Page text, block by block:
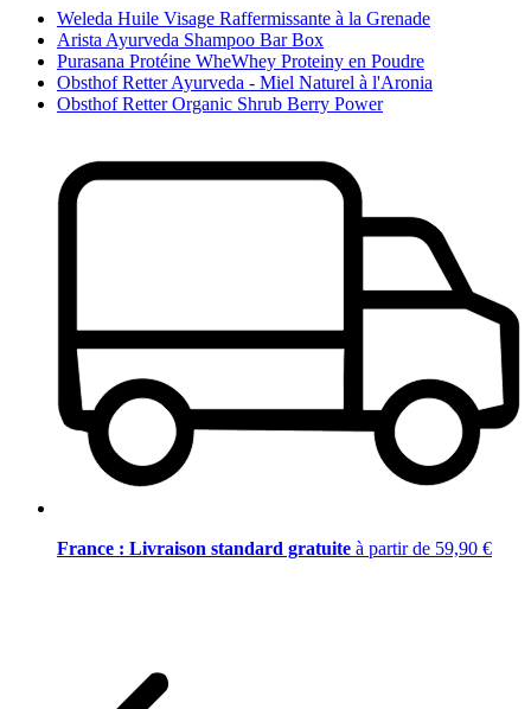
Weleda Huile Visage Raffermissante à la Grenade
Arista Ayurveda Shampoo Bar Box
Purasana Protéine WheWhey Proteiny en Poudre
Obsthof Retter Ayurveda - Miel Naturel à l'Aronia
Obsthof Retter Organic Shrub Berry Power
France : Livraison standard gratuite à partir de 59,90 €